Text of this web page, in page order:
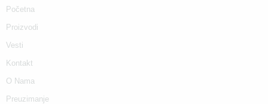
Početna
Proizvodi
Vesti
Kontakt
O Nama
Preuzimanje